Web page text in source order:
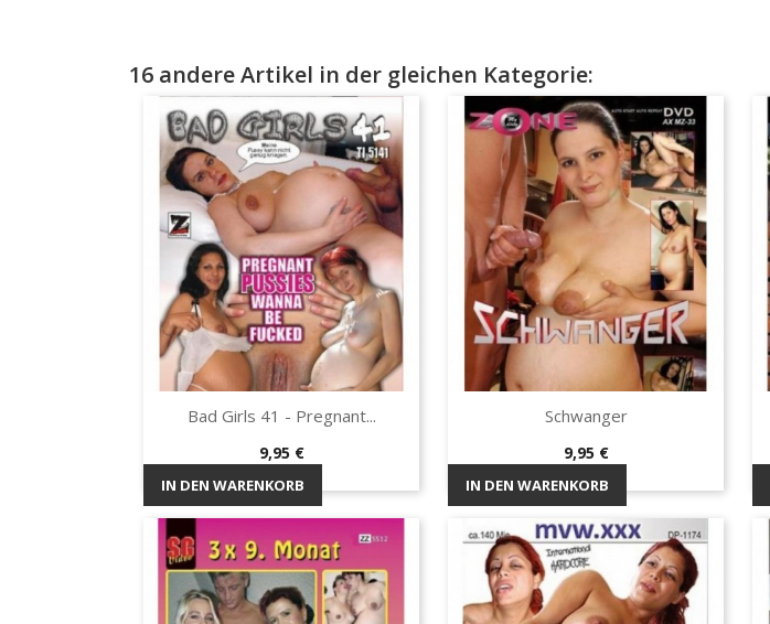
16 andere Artikel in der gleichen Kategorie:
Vorschau
Bad Girls 41 - Pregnant...
Preis
9,95 €
IN DEN WARENKORB
Vorschau
Schwanger
Preis
9,95 €
IN DEN WARENKORB